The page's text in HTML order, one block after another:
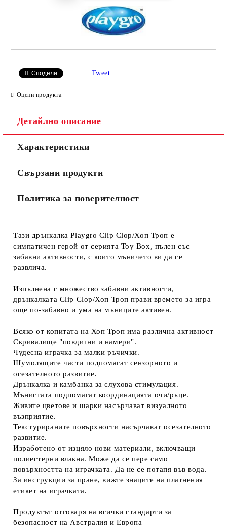
Сподели Tweet
Оцени продукта
Детайлно описание
Характеристики
Свързани продукти
Политика за поверителност
Тази дрънкалка Playgro Clip Clop/Хоп Троп е
симпатичен герой от серията Toy Box, пълен със
забавни активности, с които мъничето ви да се
развлича.
Изпълнена с множество забавни активности,
дрънкалката Clip Clop/Хоп Троп прави времето за игра
още по-забавно и ума на мъниците активен.
Всяко от копитата на Хоп Троп има различна активност
Скривалище "повдигни и намери".
Чудесна играчка за малки ръчички.
Шумолящите части подпомагат сензорното и
осезателното развитие.
Дрънкалка и камбанка за слухова стимулация.
Мънистата подпомагат координацията очи/ръце.
Живите цветове и шарки насърчават визуалното
възприятие.
Текстурираните повърхности насърчават осезателното
развитие.
Изработено от изцяло нови материали, включващи
полиестерни влакна. Може да се пере само
повърхността на играчката. Да не се потапя във вода.
За инструкции за пране, вижте знаците на платнения
етикет на играчката.
Продуктът отговаря на всички стандарти за
безопасност на Австралия и Европа